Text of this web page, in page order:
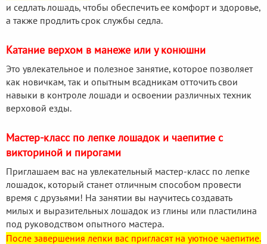
и седлать лошадь, чтобы обеспечить ее комфорт и здоровье,
а также продлить срок службы седла.
Катание верхом в манеже или у конюшни
Это увлекательное и полезное занятие, которое позволяет
как новичкам, так и опытным всадникам отточить свои
навыки в контроле лошади и освоении различных техник
верховой езды.
Мастер-класс по лепке лошадок и чаепитие с
викториной и пирогами
Приглашаем вас на увлекательный мастер-класс по лепке
лошадок, который станет отличным способом провести
время с друзьями! На занятии вы научитесь создавать
милых и выразительных лошадок из глины или пластилина
под руководством опытного мастера.
После завершения лепки вас пригласят на уютное чаепитие.